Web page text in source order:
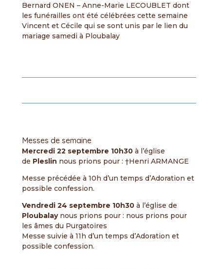
Bernard ONEN – Anne-Marie LECOUBLET dont
les funérailles ont été célébrées cette semaine
Vincent et Cécile qui se sont unis par le lien du
mariage samedi à Ploubalay
Messes de semaine
Mercredi 22 septembre 10h30à l’église
de Pleslin nous prions pour : †Henri ARMANGE
Messe précédée à 10h d’un temps d’Adoration et
possible confession.
Vendredi 24 septembre 10h30à l’église de
Ploubalaynous prions pour : nous prions pour
les âmes du Purgatoires
Messe suivie à 11h d’un temps d’Adoration et
possible confession.